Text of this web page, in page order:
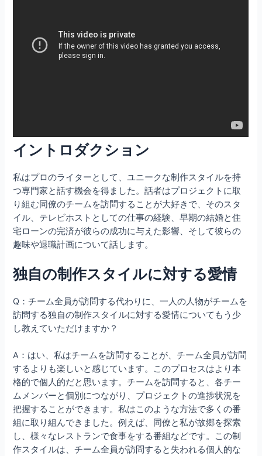
イントロダクション
私はプロのライターとして、ユニークな制作スタイルを持
つ専門家と話す機会を得ました。話者はプロジェクトに取
り組む同僚のチームを訪問することが大好きで、そのスタ
イル、テレビホストとしての仕事の経験、早期の結婚と住
宅ローンの完済が彼らの成功に与えた影響、そして彼らの
趣味や退職計画について話します。
独自の制作スタイルに対する愛情
Q：チーム全員が訪問する代わりに、一人の人物がチームを
訪問する独自の制作スタイルに対する愛情についてもう少
し教えていただけますか？
A：はい、私はチームを訪問することが、チーム全員が訪問
するよりも楽しいと感じています。このプロセスはより本
格的で個人的だと思います。チームを訪問すると、各チー
ムメンバーと個別につながり、プロジェクトの進捗状況を
把握することができます。私はこのような方法で多くの番
組に取り組んできました。例えば、同僚と私が故郷を探索
し、様々なレストランで食事をする番組などです。この制
作スタイルは、チーム全員が訪問すると失われる個人的な